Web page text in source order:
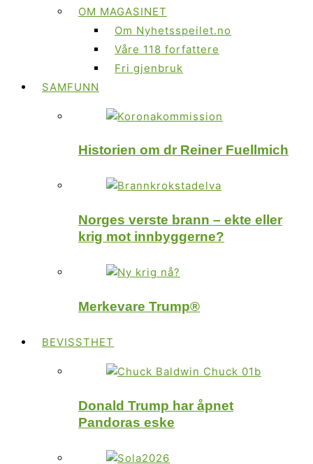
OM MAGASINET
Om Nyhetsspeilet.no
Våre 118 forfattere
Fri gjenbruk
SAMFUNN
Historien om dr Reiner Fuellmich
Norges verste brann – ekte eller
krig mot innbyggerne?
Merkevare Trump®
BEVISSTHET
Donald Trump har åpnet
Pandoras eske